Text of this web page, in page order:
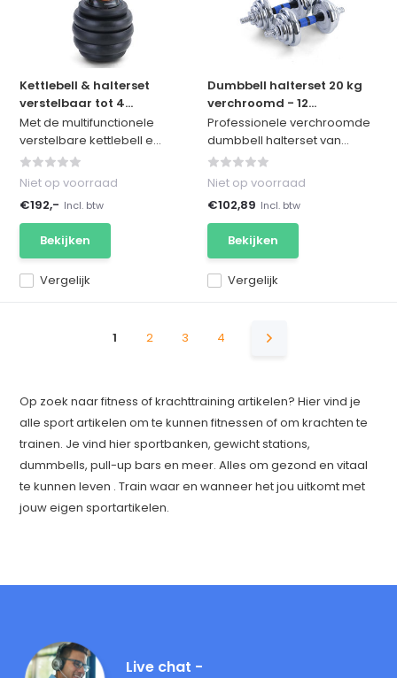
Kettlebell & halterset
verstelbaar tot 4...
Met de multifunctionele
verstelbare kettlebell e...
Vergelijk
Niet op voorraad
€192,- Incl. btw
Bekijken
Dumbbell halterset 20 kg
verchroomd - 12...
Professionele verchroomde
dumbbell halterset van...
Vergelijk
Niet op voorraad
€102,89 Incl. btw
Bekijken
1 2 3 4
Op zoek naar fitness of krachttraining artikelen? Hier vind je
alle sport artikelen om te kunnen fitnessen of om krachten te
trainen. Je vind hier sportbanken, gewicht stations,
dummbells, pull-up bars en meer. Alles om gezond en vitaal
te kunnen leven . Train waar en wanneer het jou uitkomt met
jouw eigen sportartikelen.
Live chat -